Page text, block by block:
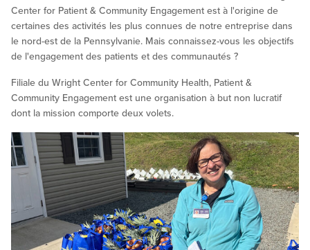
Center for Patient & Community Engagement est à l'origine de
certaines des activités les plus connues de notre entreprise dans
le nord-est de la Pennsylvanie. Mais connaissez-vous les objectifs
de l'engagement des patients et des communautés ?
Filiale du Wright Center for Community Health, Patient &
Community Engagement est une organisation à but non lucratif
dont la mission comporte deux volets.